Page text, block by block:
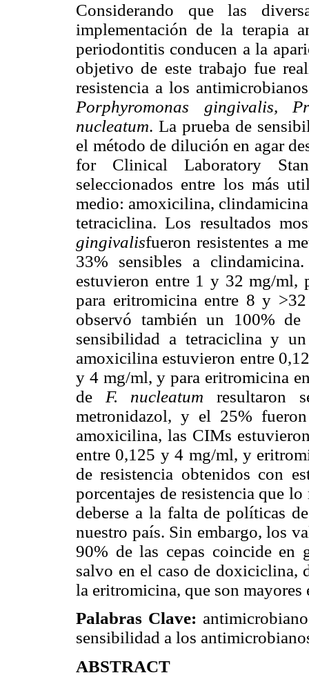
Considerando que las
implementación de la terapia
periodontitis conducen a la
objetivo de este trabajo fue
resistencia a los
Porphyromonas gingivalis,
nucleatum. La prueba de
el método de dilución en agar
for Clinical Laboratory
seleccionados entre los más
medio: amoxicilina,
tetraciclina. Los resultados
gingivalisfueron resistentes a
33% sensibles a
estuvieron entre 1 y 32 mg/
para eritromicina entre 8 y
observó también un 100%
sensibilidad a tetraciclina y
amoxicilina estuvieron entre
y 4 mg/ml, y para eritromicina
de F. nucleatum resultaron
metronidazol, y el 25%
amoxicilina, las CIMs
entre 0,125 y 4 mg/ml, y
de resistencia obtenidos con
porcentajes de resistencia que
deberse a la falta de políticas
nuestro país. Sin embargo, los
90% de las cepas coincide en
salvo en el caso de doxiciclina,
la eritromicina, que son mayores
Palabras Clave:
sensibilidad a los
ABSTRACT